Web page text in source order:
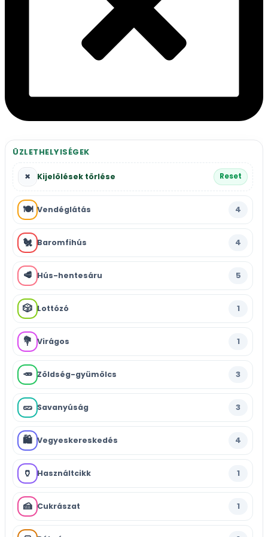
ÜZLETHELYISÉGEK
× Kijelölések törlése Reset
🍽️ Vendéglátás 4
🐔 Baromfihús 4
🥩 Hús-hentesáru 5
🎲 Lottózó 1
💐 Virágos 1
🥕 Zöldség-gyümölcs 3
🥒 Savanyúság 3
🛍️ Vegyeskereskedés 4
🏺 Használtcikk 1
🍰 Cukrászat 1